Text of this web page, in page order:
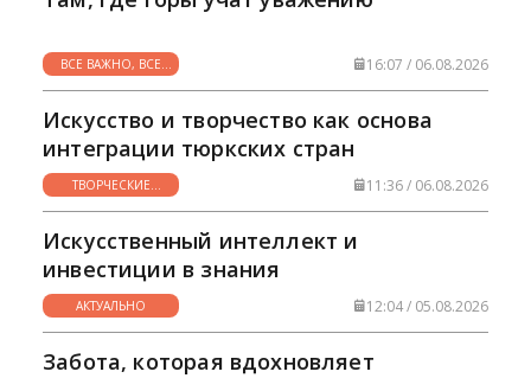
ответственных граждан, способных внести
Конституционные нормы, закрепляющие
право на образование, становятся
гармоничного развития Узбекистана в
современном мире.
ВСЕ ВАЖНО, ВСЕ
НУЖНО
16:07 / 06.08.2026
Искусство и творчество как основа
интеграции тюркских стран
ТВОРЧЕСКИЕ
ГОРИЗОНТЫ
11:36 / 06.08.2026
Искусственный интеллект и
инвестиции в знания
АКТУАЛЬНО 12:04 / 05.08.2026
Забота, которая вдохновляет